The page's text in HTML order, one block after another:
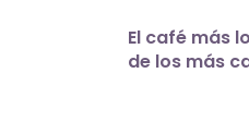
El café más
de los más